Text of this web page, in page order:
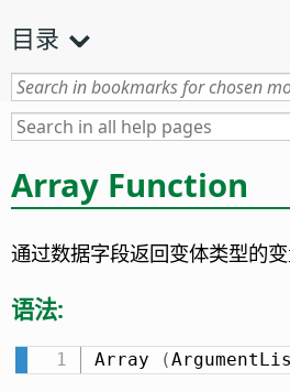
目录
Array Function
通过数据字段返回变体类型的变
语法:
Array (